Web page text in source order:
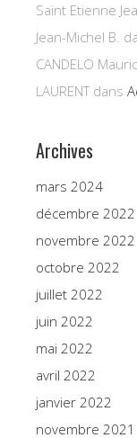
Saint Etienne
Jean-Michel B.
CANDELO
LAURENTdans
Archives
mars 2024
décembre 2022
novembre 2022
octobre 2022
juillet 2022
juin 2022
mai 2022
avril 2022
janvier 2022
novembre 2021